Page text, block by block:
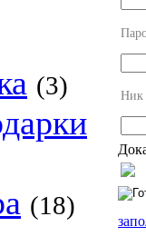
(3)
(18)
Ник